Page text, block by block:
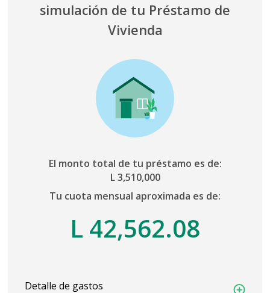
simulación de tu Préstamo de
Vivienda
El monto total de tu préstamo es de:
L3,510,000
Tu cuota mensual aproximada es de:
L 42,562.08
Detalle de gastos